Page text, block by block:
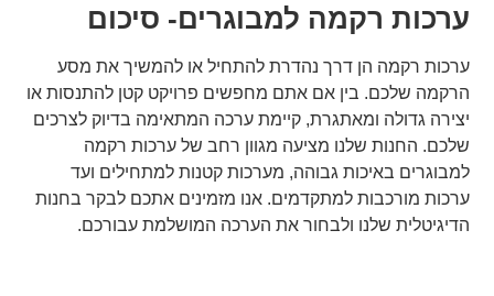
ערכות רקמה למבוגרים- סיכום
ערכות רקמה הן דרך נהדרת להתחיל או להמשיך את מסע
הרקמה שלכם. בין אם אתם מחפשים פרויקט קטן להתנסות או
יצירה גדולה ומאתגרת, קיימת ערכה המתאימה בדיוק לצרכים
שלכם. החנות שלנו מציעה מגוון רחב של ערכות רקמה
למבוגרים באיכות גבוהה, מערכות קטנות למתחילים ועד
ערכות מורכבות למתקדמים. אנו מזמינים אתכם לבקר בחנות
הדיגיטלית שלנו ולבחור את הערכה המושלמת עבורכם.